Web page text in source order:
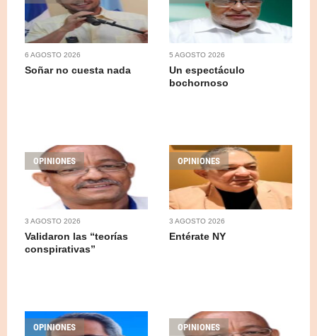
6 AGOSTO 2026
Soñar no cuesta nada
5 AGOSTO 2026
Un espectáculo
bochornoso
OPINIONES
3 AGOSTO 2026
Validaron las “teorías
conspirativas”
OPINIONES
3 AGOSTO 2026
Entérate NY
OPINIONES OPINIONES